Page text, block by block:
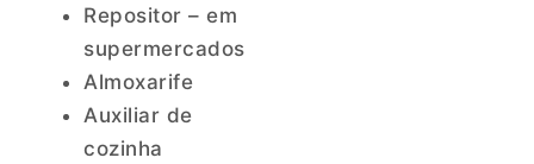
Repositor – em
supermercados
Almoxarife
Auxiliar de
cozinha